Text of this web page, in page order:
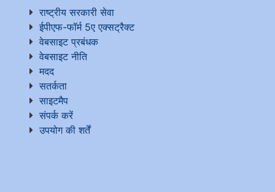
राष्ट्रीय सरकारी सेवा
ईपीएफ-फॉर्म 5ए एक्सट्रैक्ट
वेबसाइट प्रबंधक
वेबसाइट नीति
मदद
सतर्कता
साइटमैप
संपर्क करें
उपयोग की शर्तें